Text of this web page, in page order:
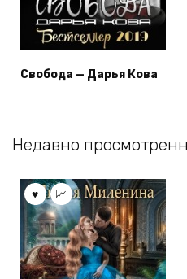
Свобода — Дарья Кова
Недавно